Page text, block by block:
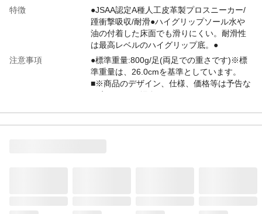
特徴
●JSAA認定A種人工皮革製プロスニーカー/
踵衝撃吸収/耐滑●ハイグリップソール水や
油の付着した床面でも滑りにくい。耐滑性
は最高レベルのハイグリップ底。●
注意事項
●標準重量:800g/足(両足での重さです)※標
準重量は、26.0cmを基準としています。
■※商品のデザイン、仕様、価格等は予告な
材質・原材料・原産
●先芯:ワイド樹脂●甲被:人工皮革/メッシュ●